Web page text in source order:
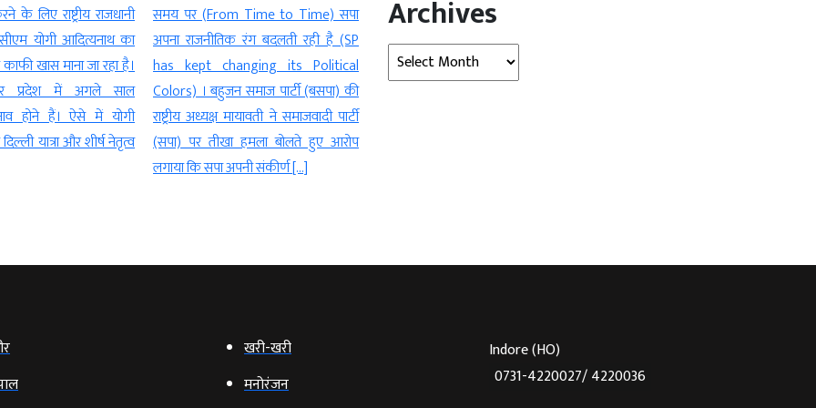
Time to Time) सपा
रंग बदलती रही है (SP
its Political
समाज पार्टी (बसपा) की
ने समाजवादी पार्टी
हमला बोलते हुए आरोप
संकीर्ण […]
against those who are Leaving) क्या
तो शिकवा, क्या शिकायत (What
Grievances or Complaints) ?
समाजवादी पार्टी के राष्ट्रीय अध्यक्ष अखिलेश
यादव ने उत्तर प्रदेश के मुख्यमंत्री योगी
आदित्यनाथ पर बिना नाम लिए निशाना साधा
[…]
(E20 Petrol) निर्धारित गुणवत्ता मानकों के
अनुरूप है (Conforms to prescribed
Quality Standards) । केंद्र सरकार ने
Archives
Archives
खरी-खरी
मनोरंजन
Indore (HO)
0731-4220027/ 4220036